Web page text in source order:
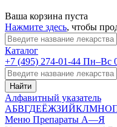
Ваша корзина пуста
Нажмите здесь, чтобы
Каталог
+7 (495) 274-01-44 Пн–Вс
Найти
Алфавитный указатель
АБВГДЕЁЖЗИЙКЛМНО
Меню Препараты А—Я